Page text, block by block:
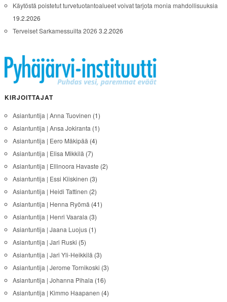
Käytöstä poistetut turvetuotantoalueet voivat tarjota monia mahdollisuuksia
19.2.2026
Terveiset Sarkamessuilta 2026 3.2.2026
KIRJOITTAJAT
Asiantuntija | Anna Tuovinen (1)
Asiantuntija | Ansa Jokiranta (1)
Asiantuntija | Eero Mäkipää (4)
Asiantuntija | Elisa Mikkilä (7)
Asiantuntija | Ellinoora Havaste (2)
Asiantuntija | Essi Kiiskinen (3)
Asiantuntija | Heidi Tattinen (2)
Asiantuntija | Henna Ryömä (41)
Asiantuntija | Henri Vaarala (3)
Asiantuntija | Jaana Luojus(1)
Asiantuntija | Jari Ruski (5)
Asiantuntija | Jari Yli-Heikkilä (3)
Asiantuntija | Jerome Tornikoski (3)
Asiantuntija | Johanna Pihala (16)
Asiantuntija | Kimmo Haapanen (4)